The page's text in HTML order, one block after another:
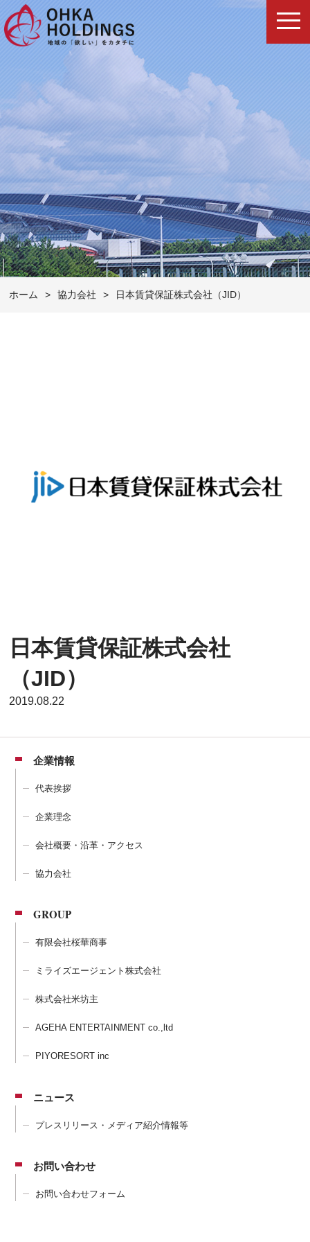
ホーム > 協力会社 > 日本賃貸保証株式会社（JID）
日本賃貸保証株式会社
（JID）
2019.08.22
企業情報
代表挨拶
企業理念
会社概要・沿革・アクセス
協力会社
GROUP
有限会社桜華商事
ミライズエージェント株式会社
株式会社米坊主
AGEHA ENTERTAINMENT co.,ltd
PIYORESORT inc
ニュース
プレスリリース・メディア紹介情報等
お問い合わせ
お問い合わせフォーム